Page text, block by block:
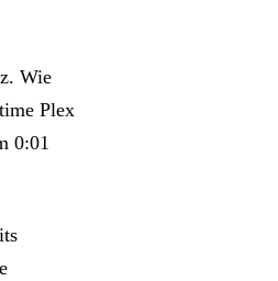
Wie
Plex
0:01